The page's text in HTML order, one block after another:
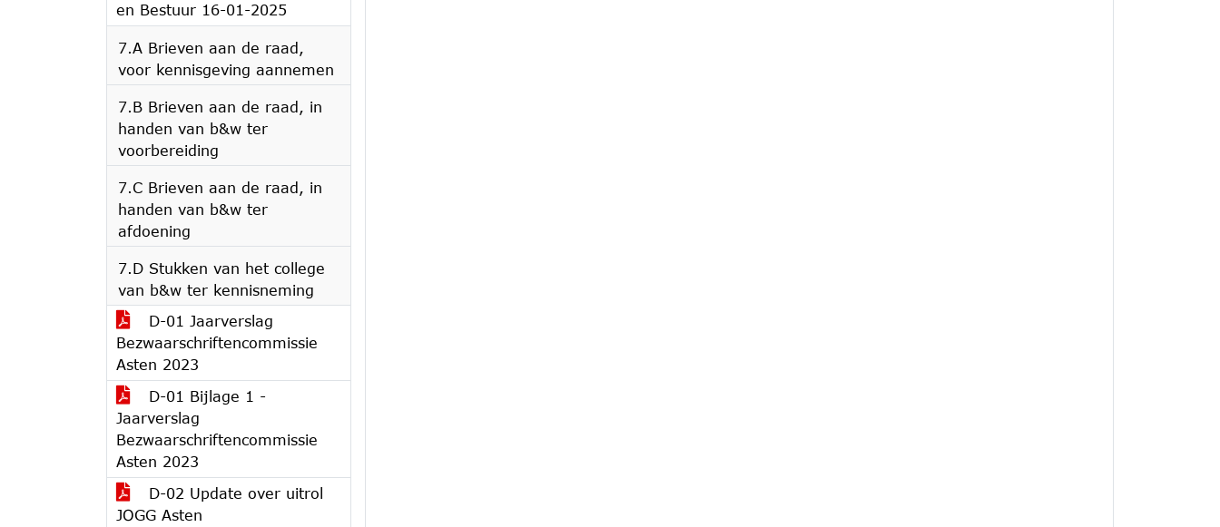
en Bestuur 16-01-2025
7.A Brieven aan de raad,
voor kennisgeving aannemen
7.B Brieven aan de raad, in
handen van b&w ter
voorbereiding
7.C Brieven aan de raad, in
handen van b&w ter
afdoening
7.D Stukken van het college
van b&w ter kennisneming
D-01 Jaarverslag
Bezwaarschriftencommissie
Asten 2023
D-01 Bijlage 1 -
Jaarverslag
Bezwaarschriftencommissie
Asten 2023
D-02 Update over uitrol
JOGG Asten